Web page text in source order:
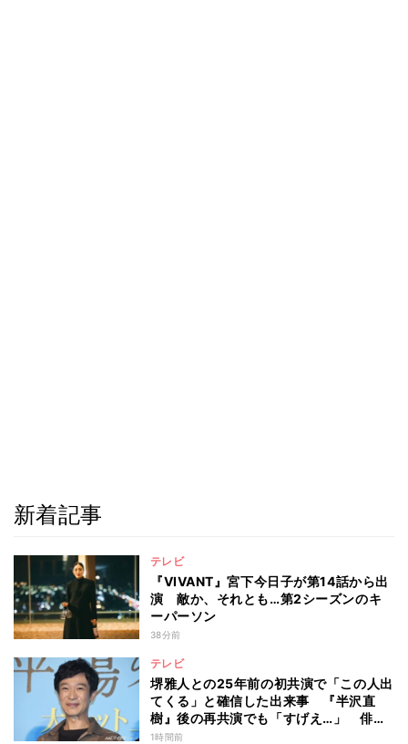
新着記事
テレビ
『VIVANT』宮下今日子が第14話から出
演 敵か、それとも…第2シーズンのキ
ーパーソン
38分前
テレビ
堺雅人との25年前の初共演で「この人出
てくる」と確信した出来事 『半沢直
樹』後の再共演でも「すげえ…」 俳優
としての“初体験”を阿部寛が告白
1時間前